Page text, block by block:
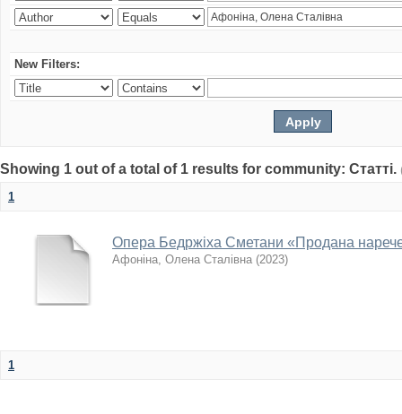
New Filters:
Showing 1 out of a total of 1 results for community: Статті.
1
Опера Бедржіха Сметани «Продана
Афоніна, Олена Сталівна (2023)
1